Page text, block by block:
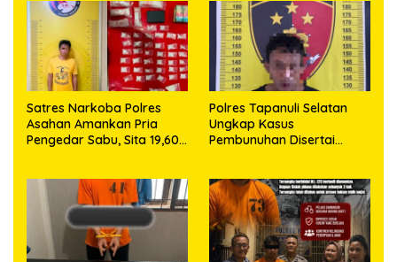
63,67 Gram Sabu
Satres Narkoba Polres
Asahan Amankan Pria
Pengedar Sabu, Sita 19,60
Polres Tapanuli Selatan
Ungkap Kasus
Pembunuhan Disertai
Ditangkap